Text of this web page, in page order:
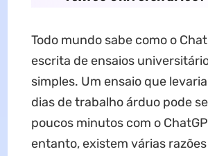
Todo mundo sabe como o
escrita de ensaios
simples. Um ensaio que
dias de trabalho árduo pode
poucos minutos com o
entanto, existem várias